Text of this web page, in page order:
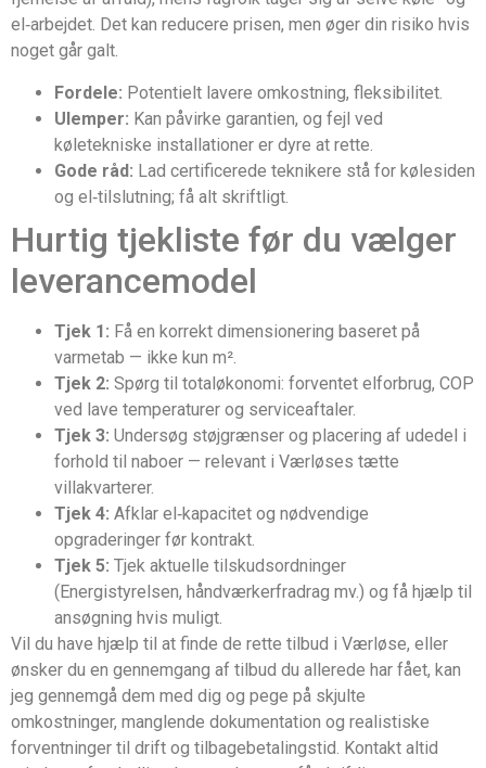
el‑arbejdet. Det kan reducere prisen, men øger din risiko hvis
noget går galt.
Fordele: Potentielt lavere omkostning, fleksibilitet.
Ulemper: Kan påvirke garantien, og fejl ved
køletekniske installationer er dyre at rette.
Gode råd: Lad certificerede teknikere stå for kølesiden
og el‑tilslutning; få alt skriftligt.
Hurtig tjekliste før du vælger
leverancemodel
Tjek 1: Få en korrekt dimensionering baseret på
varmetab — ikke kun m².
Tjek 2: Spørg til totaløkonomi: forventet elforbrug, COP
ved lave temperaturer og serviceaftaler.
Tjek 3: Undersøg støjgrænser og placering af udedel i
forhold til naboer — relevant i Værløses tætte
villakvarterer.
Tjek 4: Afklar el‑kapacitet og nødvendige
opgraderinger før kontrakt.
Tjek 5: Tjek aktuelle tilskudsordninger
(Energistyrelsen, håndværkerfradrag mv.) og få hjælp til
ansøgning hvis muligt.
Vil du have hjælp til at finde de rette tilbud i Værløse, eller
ønsker du en gennemgang af tilbud du allerede har fået, kan
jeg gennemgå dem med dig og pege på skjulte
omkostninger, manglende dokumentation og realistiske
forventninger til drift og tilbagebetalingstid. Kontakt altid